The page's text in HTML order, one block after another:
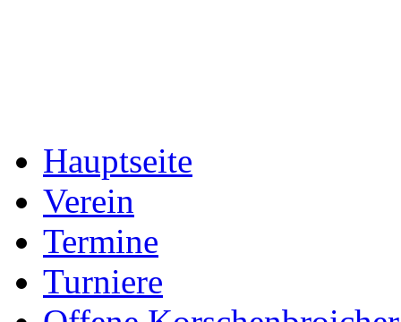
Hauptseite
Verein
Termine
Turniere